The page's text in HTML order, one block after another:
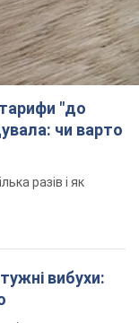
вибухи:
вибух у